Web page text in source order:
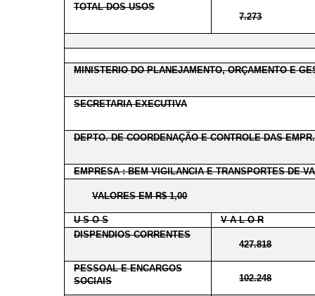
TOTAL DOS USOS
7.273
MINISTERIO DO PLANEJAMENTO, ORÇAMENTO E
SECRETARIA EXECUTIVA
DEPTO. DE COORDENAÇÃO E CONTROLE DAS
EMPRESA : BEM VIGILANCIA E TRANSPORTES DE
VALORES EM R$ 1,00
U S O S
V A L O R
DISPENDIOS CORRENTES
427.818
PESSOAL E ENCARGOS
SOCIAIS
102.248